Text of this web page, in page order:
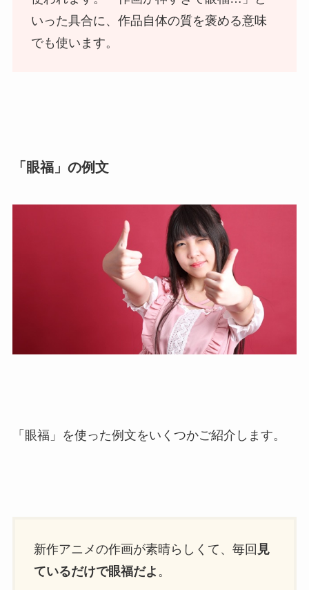
いった具合に、作品自体の質を褒める意味
でも使います。
「眼福」の例文
「眼福」を使った例文をいくつかご紹介します。
新作アニメの作画が素晴らしくて、毎回 見
ているだけで眼福だよ 。